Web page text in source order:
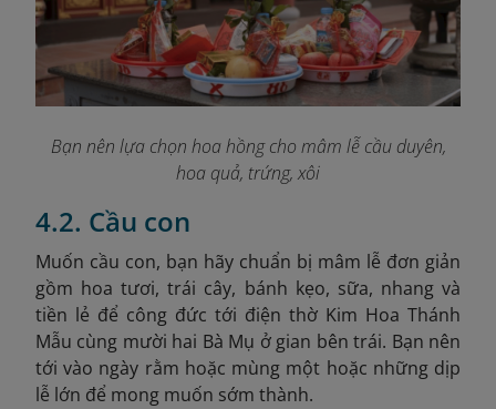
Bạn nên lựa chọn hoa hồng cho mâm lễ cầu duyên,
hoa quả, trứng, xôi
4.2. Cầu con
Muốn cầu con, bạn hãy chuẩn bị mâm lễ đơn giản
gồm hoa tươi, trái cây, bánh kẹo, sữa, nhang và
tiền lẻ để công đức tới điện thờ Kim Hoa Thánh
Mẫu cùng mười hai Bà Mụ ở gian bên trái. Bạn nên
tới vào ngày rằm hoặc mùng một hoặc những dịp
lễ lớn để mong muốn sớm thành.